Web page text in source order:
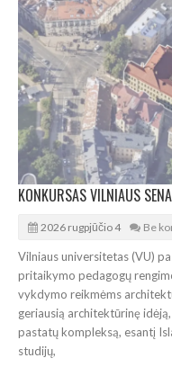
2026 rugpjūčio 4 Be
Vilniaus universitetas (VU)
pritaikymo pedagogų
vykdymo reikmėms
geriausią architektūrinę
pastatų kompleksą, esantį
studijų,